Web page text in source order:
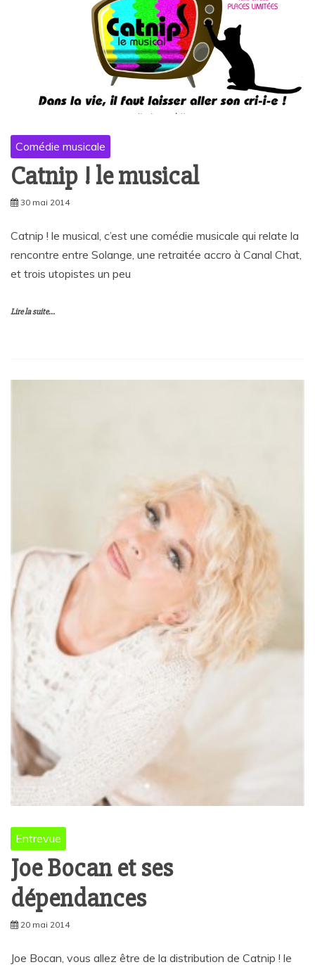
Comédie musicale
Catnip ! le musical
30 mai 2014
Catnip ! le musical, c’est une comédie musicale qui relate la
rencontre entre Solange, une retraitée accro à Canal Chat,
et trois utopistes un peu
Lire la suite...
Entrevue
Joe Bocan et ses
dépendances
20 mai 2014
Joe Bocan, vous allez être de la distribution de Catnip ! le